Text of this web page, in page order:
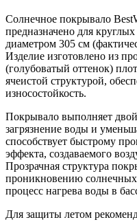
Солнечное покрывало
предназначено для
диаметром 305 см
Изделие изготовлено из
(голубоватый оттенок)
ячеистой структурой,
износостойкость.
Покрывало выполняет
загрязнение воды и
способствует быстрому
эффекта, создаваемого
Прозрачная структура
проникновению солнечных
процесс нагрева воды в
Для защиты летом